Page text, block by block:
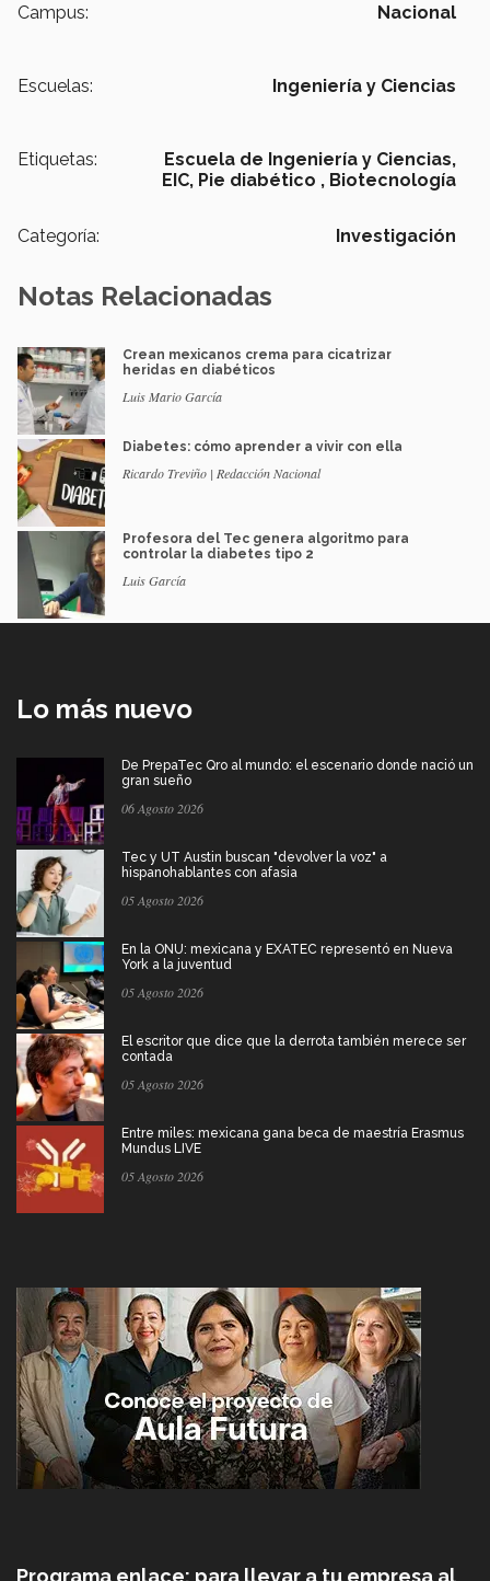
Campus: Nacional
Escuelas: Ingeniería y Ciencias
Etiquetas:
Escuela de Ingeniería y Ciencias,
EIC, Pie diabético , Biotecnología
Categoría: Investigación
Notas Relacionadas
Crean mexicanos crema para cicatrizar
heridas en diabéticos
Luis Mario García
Diabetes: cómo aprender a vivir con ella
Ricardo Treviño | Redacción Nacional
Profesora del Tec genera algoritmo para
controlar la diabetes tipo 2
Luis García
Lo más nuevo
De PrepaTec Qro al mundo: el escenario donde nació un
gran sueño
06 Agosto 2026
Tec y UT Austin buscan "devolver la voz" a
hispanohablantes con afasia
05 Agosto 2026
En la ONU: mexicana y EXATEC representó en Nueva
York a la juventud
05 Agosto 2026
El escritor que dice que la derrota también merece ser
contada
05 Agosto 2026
Entre miles: mexicana gana beca de maestría Erasmus
Mundus LIVE
05 Agosto 2026
Programa enlace: para llevar a tu empresa al